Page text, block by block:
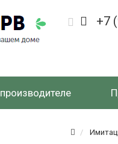
+7